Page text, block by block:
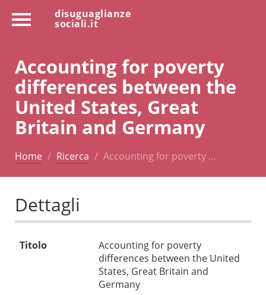
disuguaglianze
sociali.it
Accounting for poverty
differences between the
United States, Great
Britain and Germany
Home Ricerca Accounting for poverty …
Dettagli
Titolo
Accounting for poverty
differences between the United
States, Great Britain and
Germany